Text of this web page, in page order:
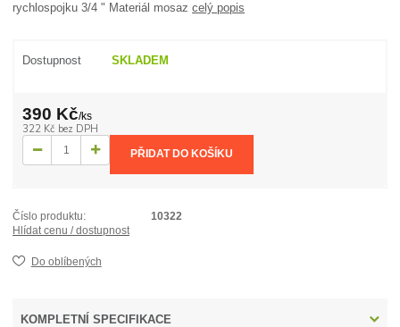
rychlospojku 3/4 " Materiál mosazcelý popis
Dostupnost SKLADEM
390 Kč/ks
322 Kč bez DPH
PŘIDAT DO KOŠÍKU
Číslo produktu:
10322
Hlídat cenu / dostupnost
Do oblíbených
KOMPLETNÍ SPECIFIKACE